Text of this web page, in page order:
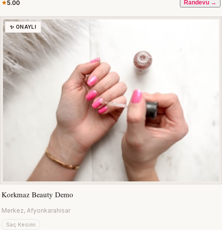
5.00 Randevu →
✨ ONAYLI
Korkmaz Beauty Demo
Merkez, Afyonkarahisar
Saç Kesimi